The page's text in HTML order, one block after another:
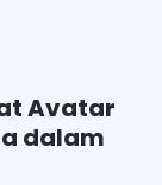
Avatar
dalam